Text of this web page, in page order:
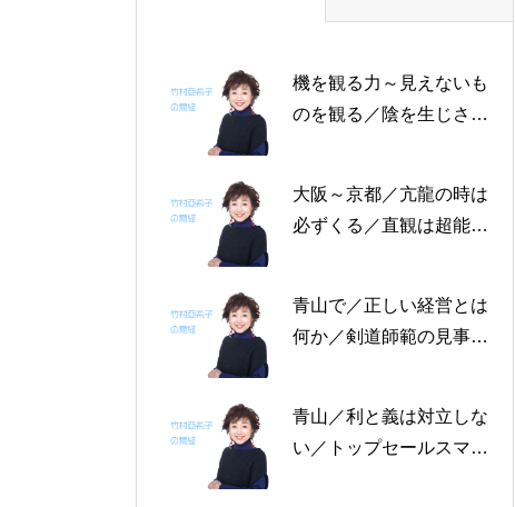
機を観る力～見えないも
のを観る／陰を生じさせ
月4日～2月8日の5日分
の易経一日一言
大阪～京都／亢龍の時は
必ずくる／直観は超能力
月3日の5日分の易経一日
一言
青山で／正しい経営とは
何か／剣道師範の見事な
日の5日分の易経一日一
言
青山／利と義は対立しな
い／トップセールスマン